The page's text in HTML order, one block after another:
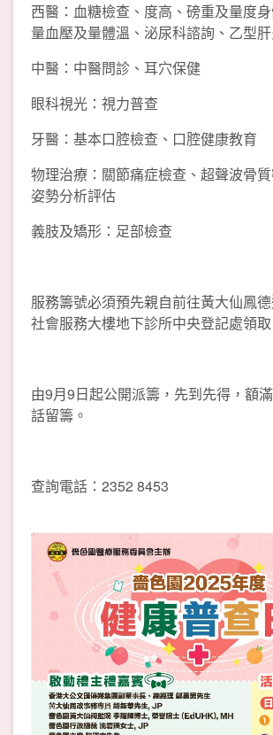
西醫：血糖檢查、度高、磅重及量度身
量血壓及量體溫、泌尿科諮詢、乙型
中醫：中醫問診、耳穴保健
眼科視光：視力普查
牙醫：基本口腔檢查、口腔健康教育
物理治療：關節痛症檢查、超聲波骨
姿勢分析評估
義肢及矯形：足部檢查
服務籌號必須預先親自前往黃大仙鳳
社會服務大樓地下診所中央登記處領取
由9月9日起公開派籌，先到先得，額
話留籌。
查詢電話：2352 8453